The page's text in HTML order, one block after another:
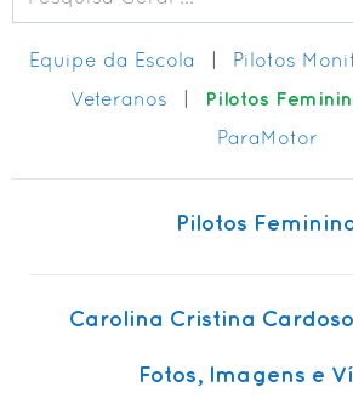
• Equipe e Pilotos (BUSCA) 🔍
• Alunos em Curso 🔒
• Política de Privacidade
• Equipamentos Principais
• Acessórios + Comuns
FOTOS & VÍDEOS
Equipe da Escola Pilotos
Veteranos Pilotos
ParaMotor
Pilotos
Carolina Cristina
Fotos, Imagens e